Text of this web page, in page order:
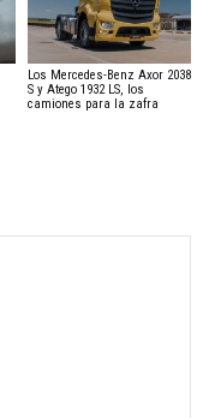
Los Mercedes-Benz Axor 2038
S y Atego 1932 LS, los
camiones para la zafra